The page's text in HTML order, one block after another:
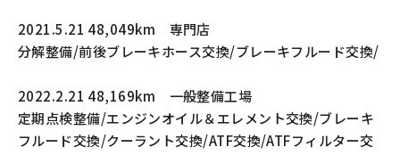
2021.5.21 48,049km 専門店
分解整備/前後ブレーキホース交換/ブレーキフルード交換/
2022.2.21 48,169km 一般整備工場
定期点検整備/エンジンオイル＆エレメント交換/ブレーキ
フルード交換/クーラント交換/ATF交換/ATFフィルター交